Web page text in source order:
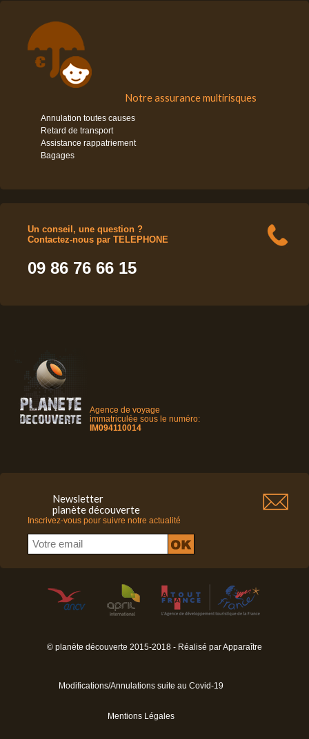
Notre assurance multirisques
Annulation toutes causes
Retard de transport
Assistance rappatriement
Bagages
Un conseil, une question ?
Contactez-nous par TELEPHONE
09 86 76 66 15
Agence de voyage
immatriculée sous le numéro:
IM094110014
Newsletter
planète découverte
Inscrivez-vous pour suivre notre actualité
© planète découverte 2015-2018 - Réalisé parApparaître
Modifications/Annulations suite au Covid-19
Mentions Légales